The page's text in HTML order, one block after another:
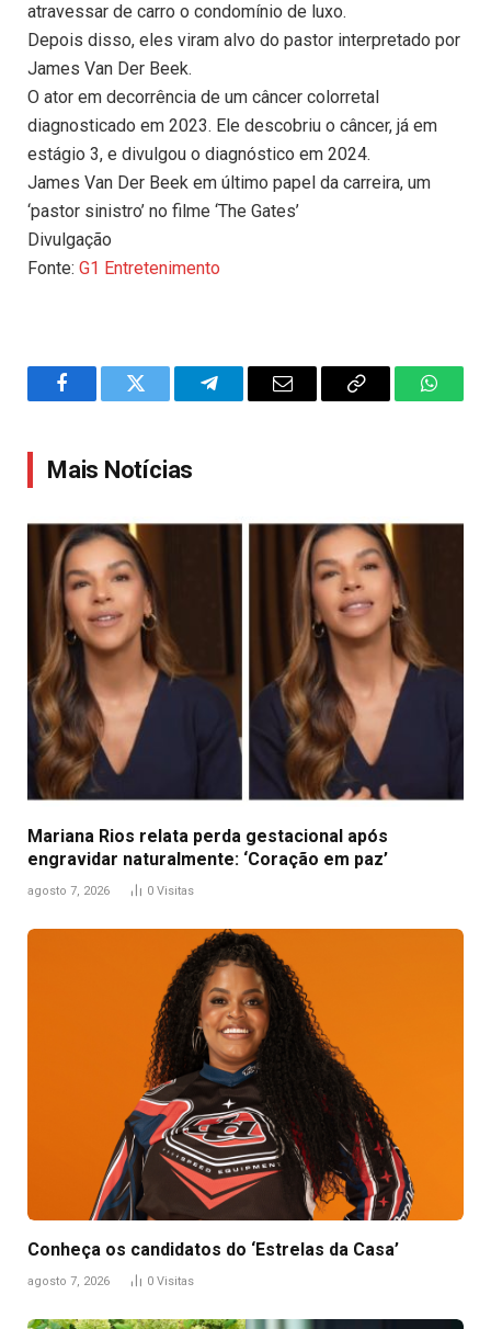
atravessar de carro o condomínio de luxo.
Depois disso, eles viram alvo do pastor interpretado por
James Van Der Beek.
O ator em decorrência de um câncer colorretal
diagnosticado em 2023. Ele descobriu o câncer, já em
estágio 3, e divulgou o diagnóstico em 2024.
James Van Der Beek em último papel da carreira, um
‘pastor sinistro’ no filme ‘The Gates’
Divulgação
Fonte: G1 Entretenimento
FacebookTwitter TelegramEmail
Copy
Mais Notícias
Mariana Rios relata perda gestacional após
engravidar naturalmente: ‘Coração em paz’
agosto 7, 2026 0 Visitas
Conheça os candidatos do ‘Estrelas da Casa’
agosto 7, 2026 0 Visitas